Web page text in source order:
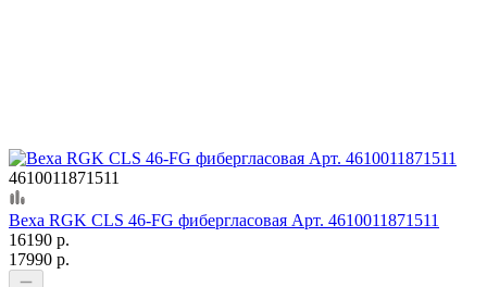
4610011871511
Веха RGK CLS 46-FG фибергласовая Арт. 4610011871511
16190 р.
17990 р.